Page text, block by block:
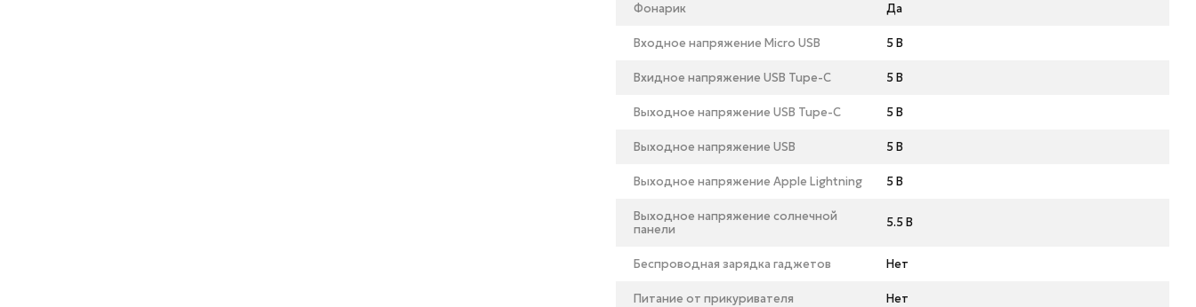
Фонарик Да
Входное напряжение Micro USB 5 В
Bxидное напряжение USB Tupe-C 5 В
Выходное напряжение USB Tupe-C 5 В
Выходное напряжение USB 5 В
Выходное напряжение Apple Lightning 5 В
Выходное напряжение солнечной
панели
5.5 В
Беспроводная зарядка гаджетов Нет
Питание от прикуривателя Нет